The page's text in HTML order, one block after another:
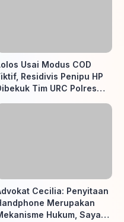
Usai Modus COD
Residivis Penipu HP
Tim URC Polres
Cecilia: Penyitaan
Merupakan
Hukum, Saya